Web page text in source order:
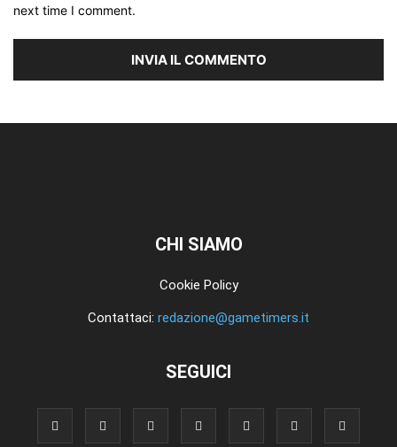
next time I comment.
CHI SIAMO
Cookie Policy
Contattaci: redazione@gametimers.it
SEGUICI